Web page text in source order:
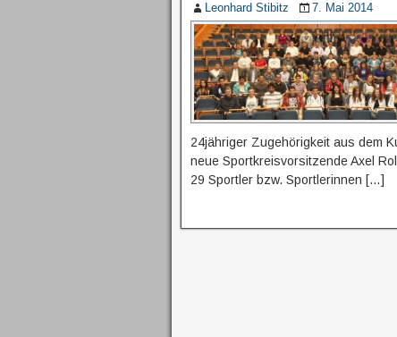
Leonhard Stibitz 7. Mai 2014
24jähriger Zugehörigkeit aus dem
neue Sportkreisvorsitzende Axel
29 Sportler bzw. Sportlerinnen […]